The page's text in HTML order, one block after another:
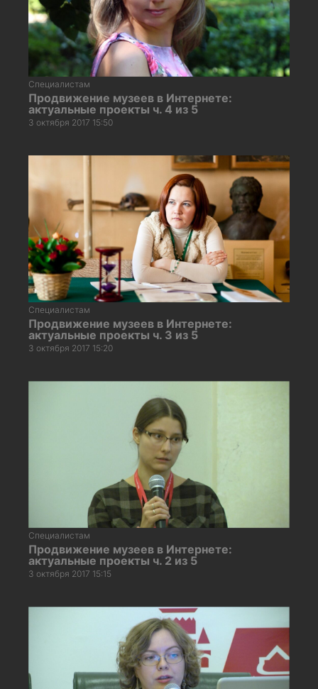
Специалистам
Продвижение музеев в Интернете:
актуальные проекты ч. 4 из 5
3 октября 2017 15:50
Специалистам
Продвижение музеев в Интернете:
актуальные проекты ч. 3 из 5
3 октября 2017 15:20
Специалистам
Продвижение музеев в Интернете:
актуальные проекты ч. 2 из 5
3 октября 2017 15:15